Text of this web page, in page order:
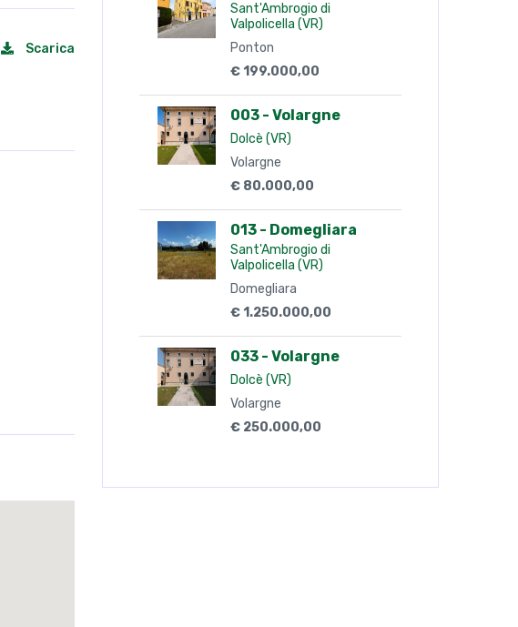
Scarica
Sant'Ambrogio di
Valpolicella (VR)
Ponton
€ 199.000,00
003 - Volargne
Dolcè (VR)
Volargne
€ 80.000,00
013 - Domegliara
Sant'Ambrogio di
Valpolicella (VR)
Domegliara
€ 1.250.000,00
033 - Volargne
Dolcè (VR)
Volargne
€ 250.000,00